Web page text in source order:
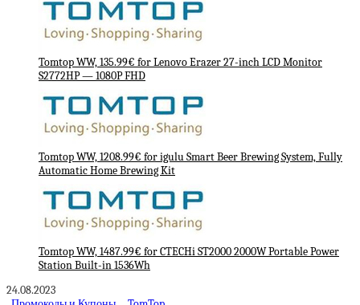
Tomtop WW, 135.99€ for Lenovo Erazer 27-inch LCD Monitor
S2772HP — 1080P FHD
Tomtop WW, 1208.99€ for igulu Smart Beer Brewing System, Fully
Automatic Home Brewing Kit
Tomtop WW, 1487.99€ for CTECHi ST2000 2000W Portable Power
Station Built-in 1536Wh
24.08.2023